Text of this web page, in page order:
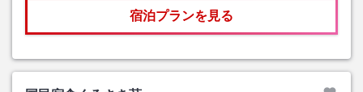
宿泊プランを見る